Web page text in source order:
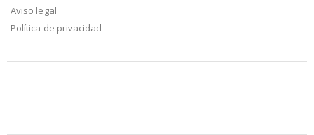
Aviso legal
Política de privacidad